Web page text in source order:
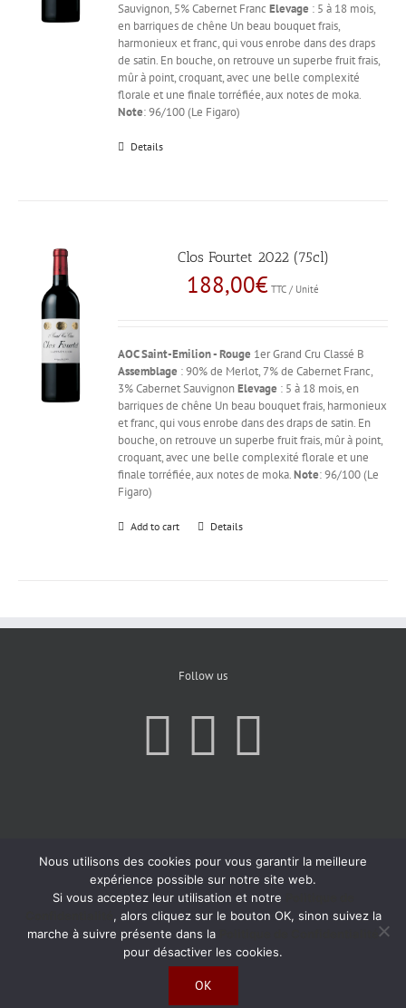
Sauvignon, 5% Cabernet FrancElevage : 5 à 18 mois,
en barriques de chêne Un beau bouquet frais,
harmonieux et franc, qui vous enrobe dans des draps
de satin. En bouche, on retrouve un superbe fruit frais,
mûr à point, croquant, avec une belle complexité
florale et une finale torréfiée, aux notes de moka.
Note: 96/100 (Le Figaro)
Details
Clos Fourtet 2022 (75cl)
188,00€ TTC / Unité
AOC Saint-Emilion - Rouge 1er Grand Cru Classé B
Assemblage : 90% de Merlot, 7% de Cabernet Franc,
3% Cabernet SauvignonElevage : 5 à 18 mois, en
barriques de chêne Un beau bouquet frais, harmonieux
et franc, qui vous enrobe dans des draps de satin. En
bouche, on retrouve un superbe fruit frais, mûr à point,
croquant, avec une belle complexité florale et une
finale torréfiée, aux notes de moka.Note: 96/100 (Le
Figaro)
Add to cart Details
Follow us
Nous utilisons des cookies pour vous garantir la meilleure
expérience possible sur notre site web.
Si vous acceptez leur utilisation et notre
, alors cliquez sur le bouton OK, sinon suivez la
marche à suivre présente dans la
pour désactiver les cookies.
OK